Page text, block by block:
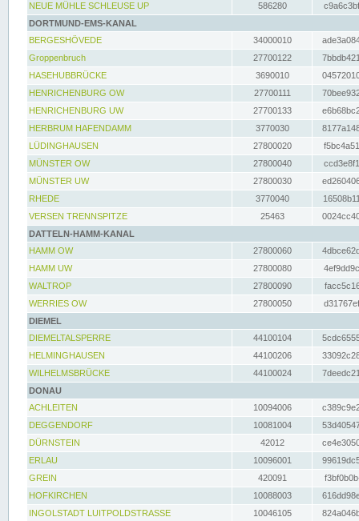
NEUE MÜHLE SCHLEUSE UP
586280
DORTMUND-EMS-KANAL
BERGESHÖVEDE
34000010
Groppenbruch
27700122
HASEHUBBRÜCKE
3690010
HENRICHENBURG OW
27700111
HENRICHENBURG UW
27700133
HERBRUM HAFENDAMM
3770030
LÜDINGHAUSEN
27800020
MÜNSTER OW
27800040
MÜNSTER UW
27800030
RHEDE
3770040
VERSEN TRENNSPITZE
25463
DATTELN-HAMM-KANAL
HAMM OW
27800060
HAMM UW
27800080
WALTROP
27800090
WERRIES OW
27800050
DIEMEL
DIEMELTALSPERRE
44100104
HELMINGHAUSEN
44100206
WILHELMSBRÜCKE
44100024
DONAU
ACHLEITEN
10094006
DEGGENDORF
10081004
DÜRNSTEIN
42012
ERLAU
10096001
GREIN
420091
HOFKIRCHEN
10088003
INGOLSTADT LUITPOLDSTRASSE
10046105